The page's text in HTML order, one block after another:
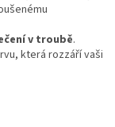
v troubě.
která rozzáří vaši